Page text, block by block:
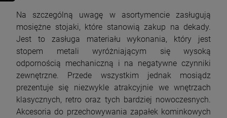
Na szczególną uwagę w asortymencie zasługują
mosiężne stojaki, które stanowią zakup na dekady.
Jest to zasługa materiału wykonania, który jest
stopem metali wyróżniającym się wysoką
odpornością mechaniczną i na negatywne czynniki
zewnętrzne. Przede wszystkim jednak mosiądz
prezentuje się niezwykle atrakcyjnie we wnętrzach
klasycznych, retro oraz tych bardziej nowoczesnych.
Akcesoria do przechowywania zapałek kominkowych